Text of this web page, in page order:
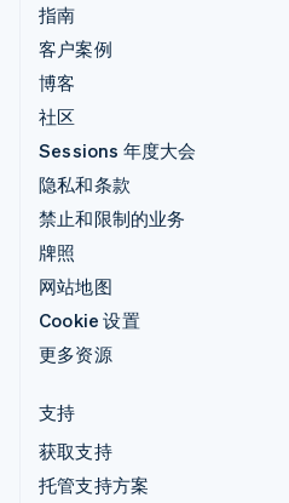
指南
客户案例
博客
社区
Sessions 年度大会
隐私和条款
禁止和限制的业务
牌照
网站地图
Cookie 设置
更多资源
支持
获取支持
托管支持方案